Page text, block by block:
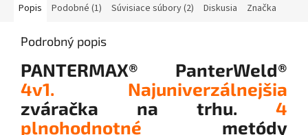
Popis Podobné (1) Súvisiace súbory (2) Diskusia Značka
Podrobný popis
PANTERMAX® PanterWeld®
4v1.
Najuniverzálnejšia
zváračka na trhu. 4
plnohodnotné metódy